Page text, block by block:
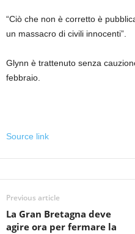
“Ciò che non è corretto è
un massacro di civili innocenti”.
Glynn è trattenuto senza
febbraio.
Source link
Previous article
La Gran Bretagna deve
agire ora per fermare la